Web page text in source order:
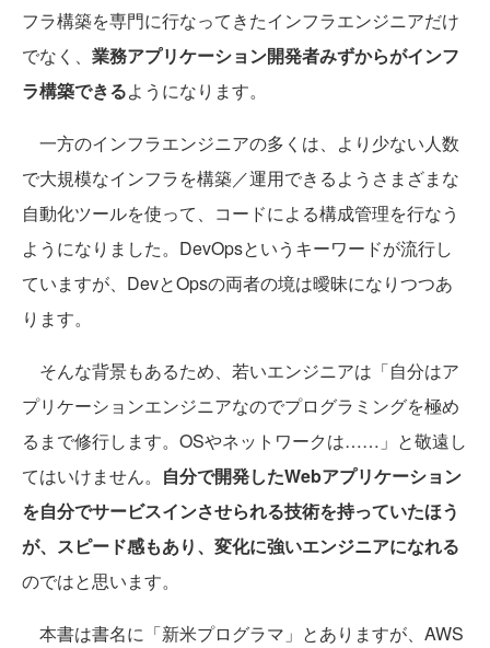
フラ構築を専門に行なってきたインフラエンジニアだけ
でなく、 業務アプリケーション開発者みずからがインフ
ラ構築できるようになります。
一方のインフラエンジニアの多くは、より少ない人数
で大規模なインフラを構築／運用できるようさまざまな
自動化ツールを使って、コードによる構成管理を行なう
ようになりました。DevOpsというキーワードが流行し
ていますが、DevとOpsの両者の境は曖昧になりつつあ
ります。
そんな背景もあるため、若いエンジニアは「自分はア
プリケーションエンジニアなのでプログラミングを極め
るまで修行します。OSやネットワークは……」と敬遠し
てはいけません。 自分で開発したWebアプリケーション
を自分でサービスインさせられる技術を持っていたほう
が、スピード感もあり、変化に強いエンジニアになれる
のではと思います。
本書は書名に「新米プログラマ」とありますが、AWS